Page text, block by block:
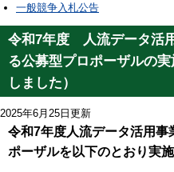
一般競争入札公告
令和7年度 人流データ活
る公募型プロポーザルの
しました）
2025年6月25日更新
令和7年度人流データ活用事
ポーザルを以下のとおり実施